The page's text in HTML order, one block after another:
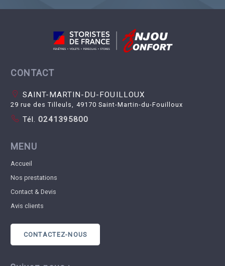
CONTACT
SAINT-MARTIN-DU-FOUILLOUX
29 rue des Tilleuls, 49170 Saint-Martin-du-Fouilloux
Tél. 0241395800
MENU
Accueil
Nos prestations
Contact & Devis
Avis clients
CONTACTEZ-NOUS